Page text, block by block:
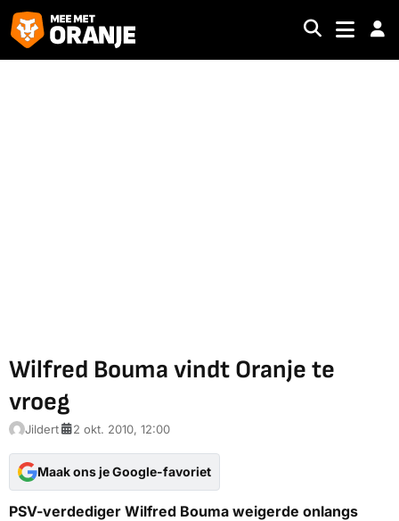
Wilfred Bouma vindt Oranje te
vroeg
Jildert 2 okt. 2010, 12:00
Maak ons je Google-favoriet
PSV-verdediger Wilfred Bouma weigerde onlangs